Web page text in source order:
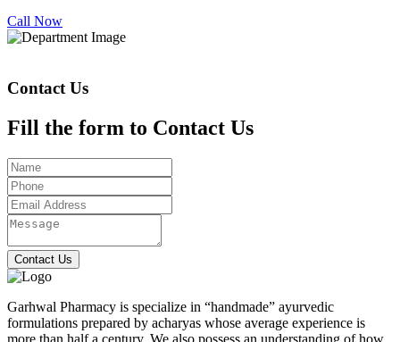
Call Now
Contact Us
Fill the form to Contact Us
Contact Us
Garhwal Pharmacy is specialize in “handmade” ayurvedic
formulations prepared by acharyas whose average experience is
more than half a century. We also possess an understanding of how